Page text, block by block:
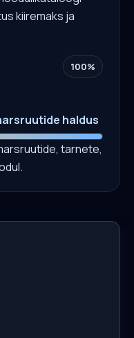
kiiremaks ja
100%
haldus
tarnete,